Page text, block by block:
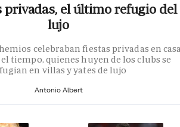
privadas, el último refugio del
lujo
celebraban fiestas privadas en
el tiempo, quienes huyen de los clubs se
en villas y yates de lujo
Antonio Albert